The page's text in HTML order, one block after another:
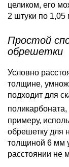
целиком, его
2 штуки по 1,05
Простой
обрешетки
Условно
толщине,
подходит для
примеру,
обрешетку для
толщиной 6 мм
расстоянии не